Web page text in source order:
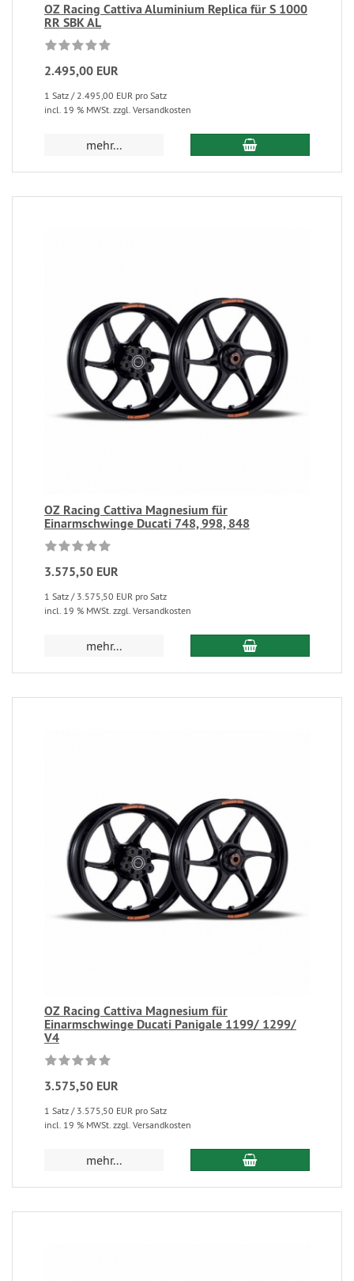
OZ Racing Cattiva Aluminium Replica für S 1000
RR SBK AL
2.495,00 EUR
1 Satz / 2.495,00 EUR pro Satz
incl. 19 % MWSt. zzgl. Versandkosten
mehr...
OZ Racing Cattiva Magnesium für
Einarmschwinge Ducati 748, 998, 848
3.575,50 EUR
1 Satz / 3.575,50 EUR pro Satz
incl. 19 % MWSt. zzgl. Versandkosten
mehr...
OZ Racing Cattiva Magnesium für
Einarmschwinge Ducati Panigale 1199/ 1299/
V4
3.575,50 EUR
1 Satz / 3.575,50 EUR pro Satz
incl. 19 % MWSt. zzgl. Versandkosten
mehr...